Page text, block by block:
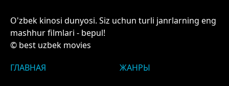
O'zbek kinosi dunyosi. Siz uchun turli janrlarning eng
mashhur filmlari - bepul!
© best uzbek movies
ГЛАВНАЯ
ЖАНРЫ